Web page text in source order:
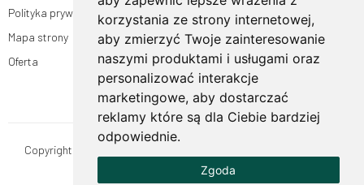
korzystania ze strony internetowej,
aby zmierzyć Twoje zainteresowanie
naszymi produktami i usługami oraz
personalizować interakcje
marketingowe, aby dostarczać
reklamy które są dla Ciebie bardziej
odpowiednie.
Zgoda
Polityka prywatności
Mapa strony
Oferta
Copyright © OgrodyHildegardy.pl. Wszystkie prawa zastrzeżone.
MOUTON interactive